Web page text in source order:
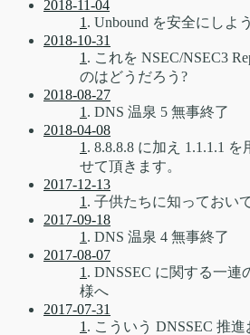
2018-11-04
1 . Unbound を安全にしよう
2018-10-31
1 . これを NSEC/NSEC3
のはどうだろう?
2018-08-27
1 . DNS 温泉 5 無事終了
2018-04-08
1 . 8.8.8.8 に加え 1.1.1.1
せて頂きます。
2017-12-13
1 . 子供たちに知っておい
2017-09-18
1 . DNS 温泉 4 無事終了
2017-08-07
1 . DNSSEC に関する一
様へ
2017-07-31
1 . こういう DNSSEC 推